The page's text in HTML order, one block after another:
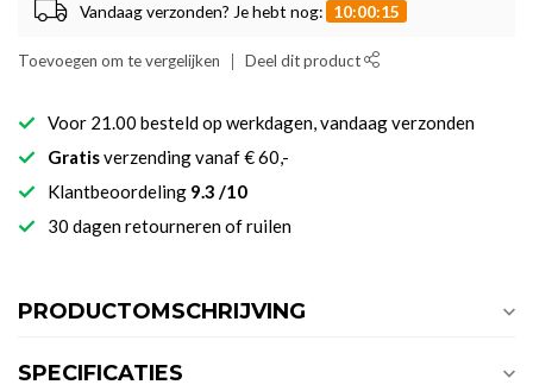
Vandaag verzonden? Je hebt nog: 10:00:15
Toevoegen om te vergelijken Deel dit product
Voor 21.00 besteld op werkdagen, vandaag verzonden
Gratisverzending vanaf € 60,-
Klantbeoordeling 9.3 /10
30 dagen retourneren of ruilen
PRODUCTOMSCHRIJVING
SPECIFICATIES